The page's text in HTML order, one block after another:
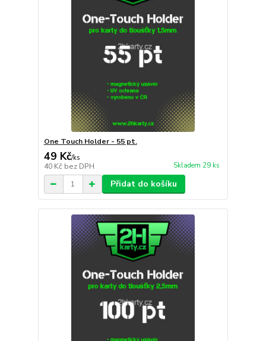
One Touch Holder - 55 pt.
49 Kč/ks
40 Kč bez DPH Skladem 29 ks
Přidat do košíku